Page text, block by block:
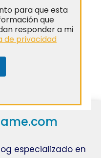
para que esta
que
responder a mi
de privacidad
especializado en